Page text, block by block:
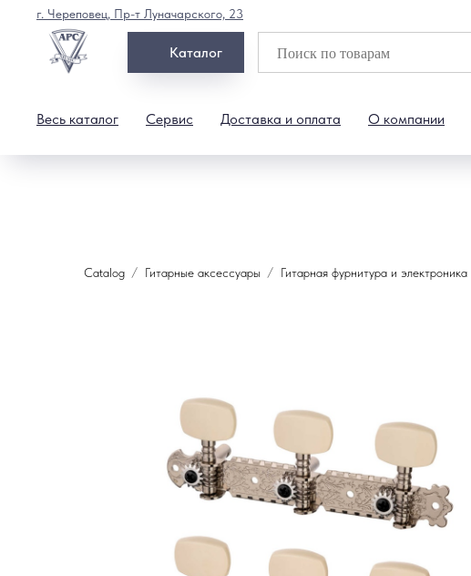
Каталог
Весь каталог Сервис Доставка и оплата О компании
г. Череповец, Пр-т Луначарского, 23
Catalog Гитарные аксессуары Гитарная фурнитура и электроника